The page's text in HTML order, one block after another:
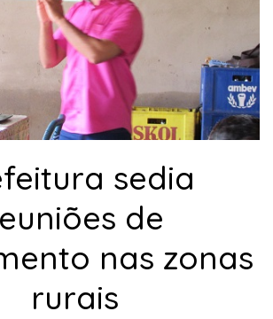
sedia
de
nas zonas
rurais